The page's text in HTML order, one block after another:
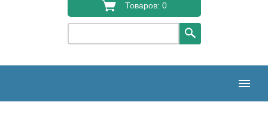
Товаров: 0